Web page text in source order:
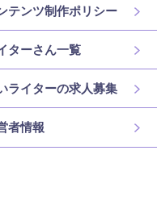
テンツ制作ポリシー
ターさん一覧
ライターの求人募集
者情報